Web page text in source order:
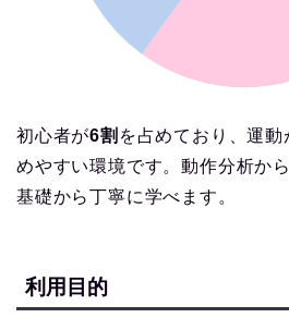
初心者が6割 を占めており、運
めやすい環境です。動作分析か
基礎から丁寧に学べます。
利用目的